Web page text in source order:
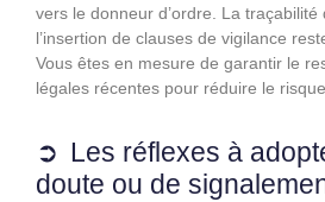
vers le donneur d’ordre. La
l’insertion de clauses de vigilance
Vous êtes en mesure de garantir le
légales récentes pour réduire le
Les réflexes à
doute ou de